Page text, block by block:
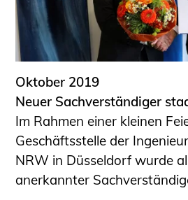
Oktober 2019
Neuer Sachverständiger
Im Rahmen einer kleinen
Geschäftsstelle der
NRW in Düsseldorf wurde
anerkannter